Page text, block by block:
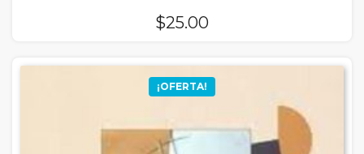
$25.00
¡OFERTA!